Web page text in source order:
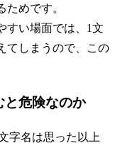
めです。
すい場面では、1文
てしまうので、この
と危険なのか
字名は思った以上